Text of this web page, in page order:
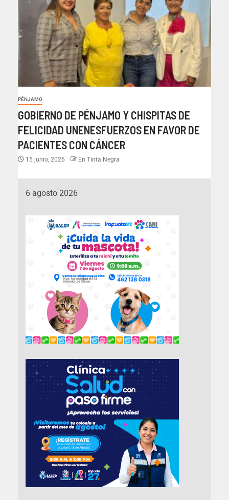
PÉNJAMO
GOBIERNO DE PÉNJAMO Y CHISPITAS DE
FELICIDAD UNENESFUERZOS EN FAVOR DE
PACIENTES CON CÁNCER
15 junio, 2026 En Tinta Negra
6 agosto 2026